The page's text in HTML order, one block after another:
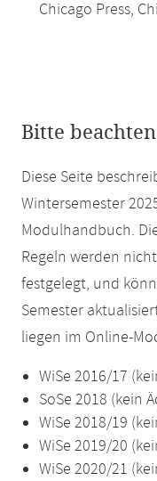
Chicago Press,
Bitte
Diese Seite
Wintersemester
Modulhandbuch.
Regeln werden
festgelegt, und
Semester
liegen im Online-
WiSe 2016/17
SoSe 2018 (kein
WiSe 2018/19
WiSe 2019/20
WiSe 2020/21